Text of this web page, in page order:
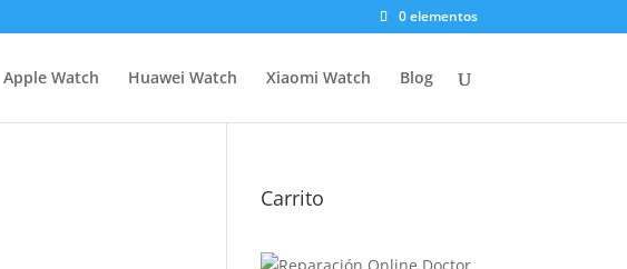
0 elementos
Apple Watch Huawei Watch Xiaomi Watch Blog
Carrito